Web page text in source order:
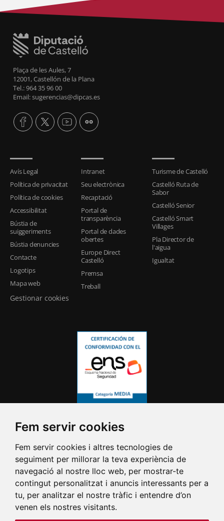
Fem servir cookies
Fem servir cookies i altres tecnologies de
seguiment per millorar la teva experiència de
navegació al nostre lloc web, per mostrar-te
contingut personalitzat i anuncis interessants per a
tu, per analitzar el nostre tràfic i entendre d’on
venen els nostres visitants.
Plaça de les Aules, 7
12001, Castellón de la Plana
Tel.: 964 35 96 00
Email: sugerencias@dipcas.es
Avís Legal
Política de privacitat
Política de cookies
Accessibilitat
Bústia de
suiggeriments
Bústia denuncies
Contacte
Logotips
Mapa web
Gestionar cookies
Intranet
Seu electrònica
Recaptació
Portal de
transparència
Portal de dades
obertes
Europe Direct
Castelló
Premsa
Treball
Turisme de Castelló
Castelló Ruta de
Sabor
Castelló Senior
Castelló Smart
Villages
Pla Director de
l'aigua
Igualtat